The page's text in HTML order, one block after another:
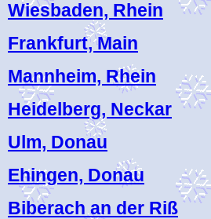
Wiesbaden, Rhein
Frankfurt, Main
Mannheim, Rhein
Heidelberg, Neckar
Ulm, Donau
Ehingen, Donau
Biberach an der Riß